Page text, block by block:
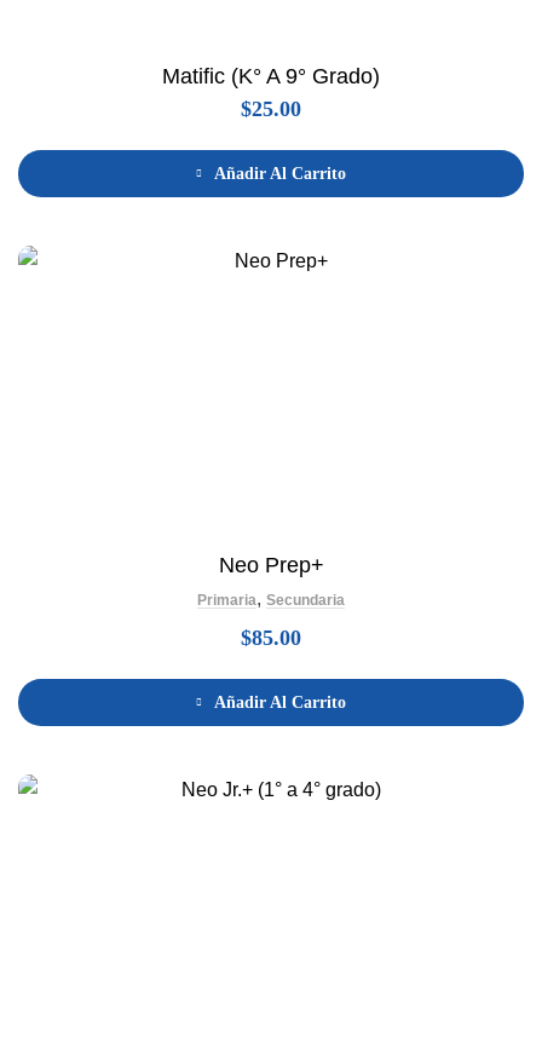
Matific (K° A 9° Grado)
$25.00
Añadir Al Carrito
Neo Prep+
Primaria, Secundaria
$85.00
Añadir Al Carrito